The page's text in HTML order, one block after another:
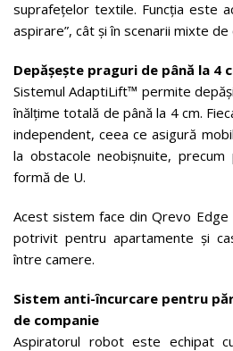
suprafețelor textile. Funcția este
aspirare”, cât și în scenarii mixte de
Depășește praguri de până la 4
Sistemul AdaptiLift™ permite
înălțime totală de până la 4 cm.
independent, ceea ce asigură
la obstacole neobișnuite,
formă de U.
Acest sistem face din Qrevo
potrivit pentru apartamente și
între camere.
Sistem anti-încurcare pentru
de companie
Aspiratorul robot este echipat